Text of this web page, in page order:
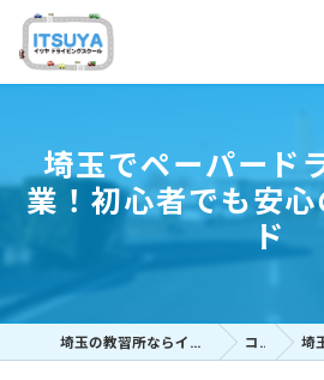
埼玉でペーパード
業！初心者でも安
ド
埼玉の教習所ならイツヤドライビングスクール コラム 埼玉で